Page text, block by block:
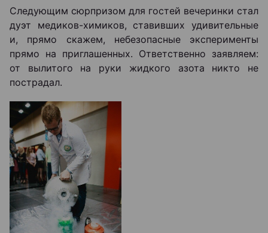
Следующим сюрпризом для гостей вечеринки стал
дуэт медиков-химиков, ставивших удивительные
и, прямо скажем, небезопасные эксперименты
прямо на приглашенных. Ответственно заявляем:
от вылитого на руки жидкого азота никто не
пострадал.